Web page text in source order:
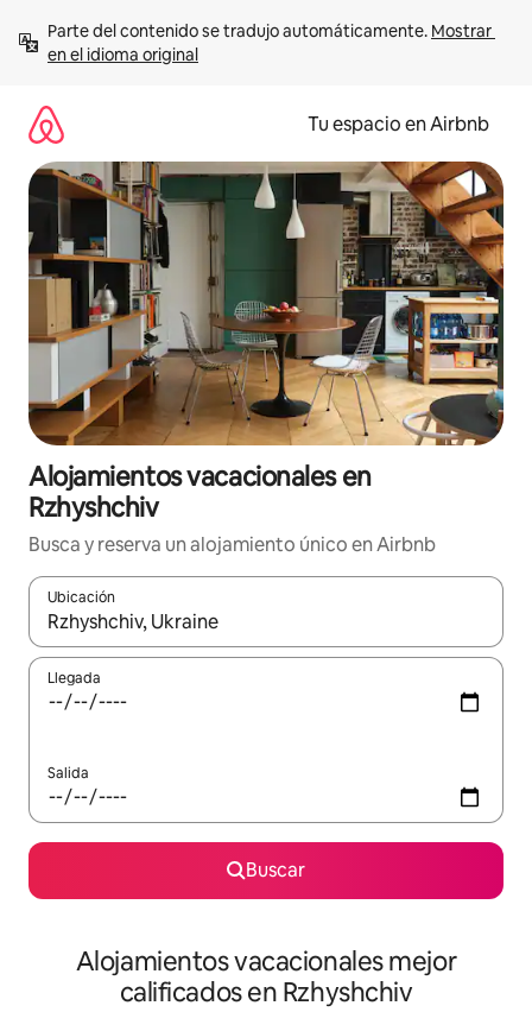
contenido
Parte del contenido se tradujo automáticamente. Mostrar
en el idioma original
Tu espacio en Airbnb
Alojamientos vacacionales en
Rzhyshchiv
Busca y reserva un alojamiento único en Airbnb
Ubicación
Cuando los resultados estén disponibles, podrás navegar
Llegada
Salida
Buscar
Alojamientos vacacionales mejor
calificados en Rzhyshchiv